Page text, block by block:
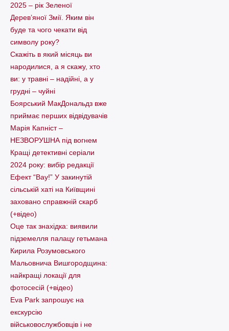
2025 – рік Зеленої
Дерев’яної Змії. Яким він
буде та чого чекати від
символу року?
Скажіть в який місяць ви
народилися, а я скажу, хто
ви: у травні – надійні, а у
грудні – чуйні
Боярський МакДональдз вже
приймає перших відвідувачів
Марія Капніст –
НЕЗВОРУШНА під вогнем
Кращі детективні серіали
2024 року: вибір редакції
Ефект “Вау!” У закинутій
сільській хаті на Київщині
заховано справжній скарб
(+відео)
Оце так знахідка: виявили
підземелля палацу гетьмана
Кирила Розумовського
Мальовнича Вишгородщина:
найкращі локації для
фотосесій (+відео)
Eva Park запрошує на
екскурсію
військовослужбовців і не